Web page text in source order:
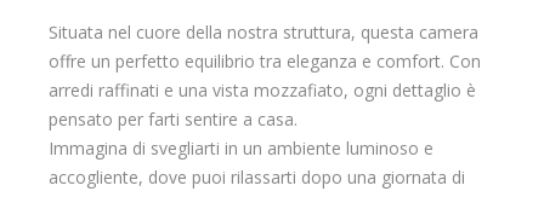
Situata nel cuore della nostra struttura, questa camera
offre un perfetto equilibrio tra eleganza e comfort. Con
arredi raffinati e una vista mozzafiato, ogni dettaglio è
pensato per farti sentire a casa.
Immagina di svegliarti in un ambiente luminoso e
accogliente, dove puoi rilassarti dopo una giornata di